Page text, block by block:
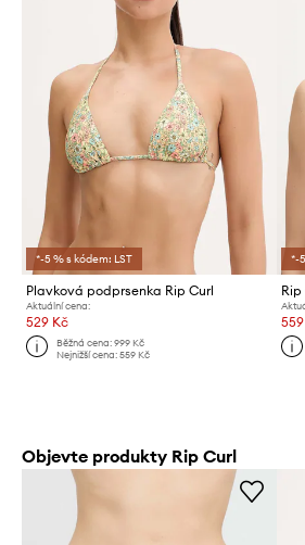
*-5 % s kódem: LST
Plavková podprsenka Rip Curl
Aktuální cena:
529 Kč
Běžná cena:999 Kč
Nejnižší cena:559 Kč
*-
Objevte produkty Rip Curl